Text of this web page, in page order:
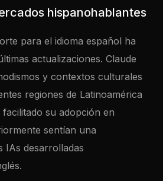
hispanohablantes
para el idioma español ha
actualizaciones. Claude
y contextos culturales
regiones de Latinoamérica
su adopción en
sentían una
IAs desarrolladas